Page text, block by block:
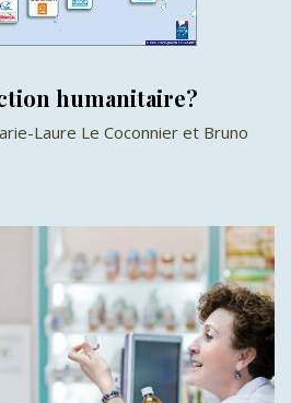
humanitaire?
Laure Le Coconnier et Bruno